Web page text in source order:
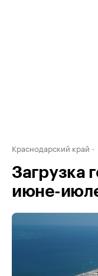
Краснодарский край
Загрузка
июне-